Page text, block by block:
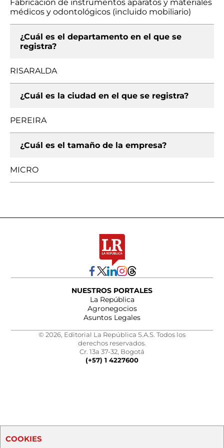
Fabricación de instrumentos aparatos y materiales
médicos y odontológicos (incluido mobiliario)
¿Cuál es el departamento en el que se
registra?
RISARALDA
¿Cuál es la ciudad en el que se registra?
PEREIRA
¿Cuál es el tamaño de la empresa?
MICRO
NUESTROS PORTALES
La República
Agronegocios
Asuntos Legales
© 2026, Editorial La República S.A.S. Todos los
derechos reservados.
Cr. 13a 37-32, Bogotá
(+57) 1 4227600
COOKIES